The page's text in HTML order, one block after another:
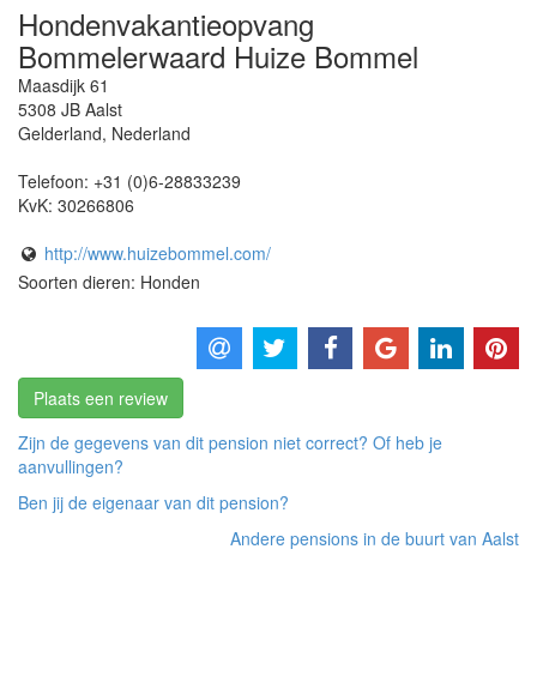
Hondenvakantieopvang
Bommelerwaard Huize Bommel
Maasdijk 61
5308 JB Aalst
Gelderland, Nederland
Telefoon: +31 (0)6-28833239
KvK: 30266806
http://www.huizebommel.com/
Soorten dieren: Honden
Plaats een review
Zijn de gegevens van dit pension niet correct? Of heb je
aanvullingen?
Ben jij de eigenaar van dit pension?
Andere pensions in de buurt van Aalst